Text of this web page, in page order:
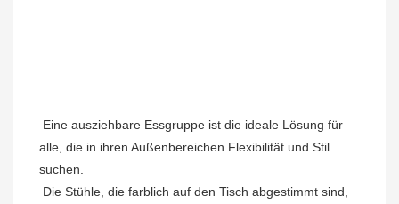
Eine ausziehbare Essgruppe ist die ideale Lösung für
alle, die in ihren Außenbereichen Flexibilität und Stil
suchen.
Die Stühle, die farblich auf den Tisch abgestimmt sind,